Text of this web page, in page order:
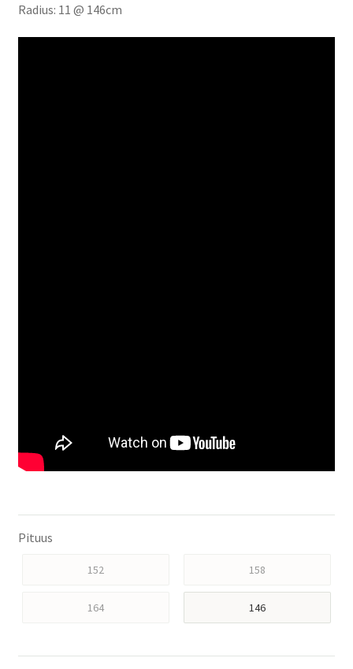
Radius: 11 @ 146cm
Pituus
152 158
164 146